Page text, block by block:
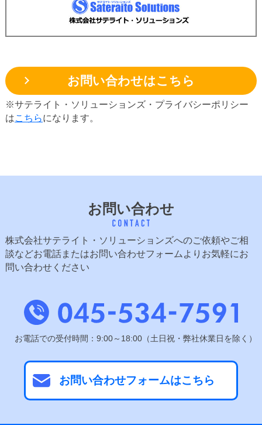
お問い合わせはこちら
※サテライト・ソリューションズ・プライバシーポリシー
はこちらになります。
お問い合わせ
株式会社サテライト・ソリューションズへのご依頼やご相
談などお電話またはお問い合わせフォームよりお気軽にお
問い合わせください
お電話での受付時間：9:00～18:00（土日祝・弊社休業日を除く）
お問い合わせフォームはこちら